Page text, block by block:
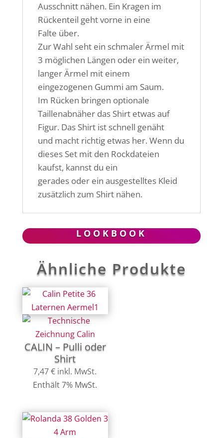
Ausschnitt nähen. Ein Kragen im
Rückenteil geht vorne in eine
Falte über.
Zur Wahl seht ein schmaler Ärmel mit
3 möglichen Längen oder ein weiter,
langer Ärmel mit einem
eingezogenen Gummi am Saum.
Im Rücken bringen optionale
Taillenabnäher das Shirt etwas auf
Figur. Das Shirt ist schnell genäht
und macht richtig etwas her. Wenn du
dieses Set mit den Rockdateien
kaufst, kannst du ein
gerades oder ein ausgestelltes Kleid
zusätzlich zum Shirt nähen.
LOOKBOOK
Ähnliche Produkte
CALIN – Pulli oder
Shirt
7,47€ inkl. MwSt.
Enthält 7% MwSt.